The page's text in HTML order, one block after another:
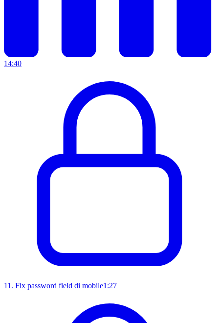
14:40
11 . Fix password field di mobile1:27